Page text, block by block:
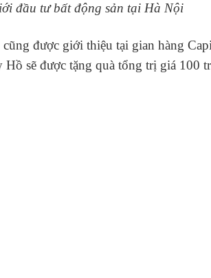
đầu tư bất động sản tại Hà Nội
được giới thiệu tại gian hàng
sẽ được tặng quà tổng trị giá 100